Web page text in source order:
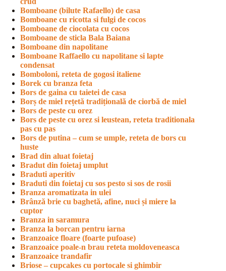
Bomboane (bilute Rafaello) de casa
Bomboane cu ricotta si fulgi de cocos
Bomboane de ciocolata cu cocos
Bomboane de sticla Bala Baiana
Bomboane din napolitane
Bomboane Raffaello cu napolitane si lapte
condensat
Bomboloni, reteta de gogosi italiene
Borek cu branza feta
Bors de gaina cu taietei de casa
Borș de miel rețetă tradițională de ciorbă de miel
Bors de peste cu orez
Bors de peste cu orez si leustean, reteta traditionala
pas cu pas
Bors de putina – cum se umple, reteta de bors cu
huste
Brad din aluat foietaj
Bradut din foietaj umplut
Braduti aperitiv
Braduti din foietaj cu sos pesto si sos de rosii
Branza aromatizata in ulei
Brânză brie cu baghetă, afine, nuci și miere la
cuptor
Branza in saramura
Branza la borcan pentru iarna
Branzoaice floare (foarte pufoase)
Branzoaice poale-n brau reteta moldoveneasca
Branzoaice trandafir
Briose – cupcakes cu portocale si ghimbir